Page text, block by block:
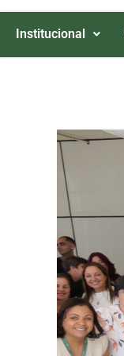
Institucional